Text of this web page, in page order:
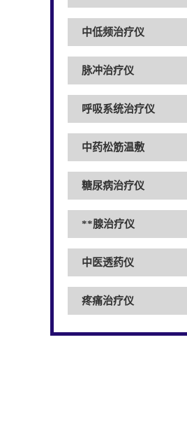
中低频治疗仪
脉冲治疗仪
呼吸系统治疗仪
中药松筋温敷
糖尿病治疗仪
**腺治疗仪
中医透药仪
疼痛治疗仪